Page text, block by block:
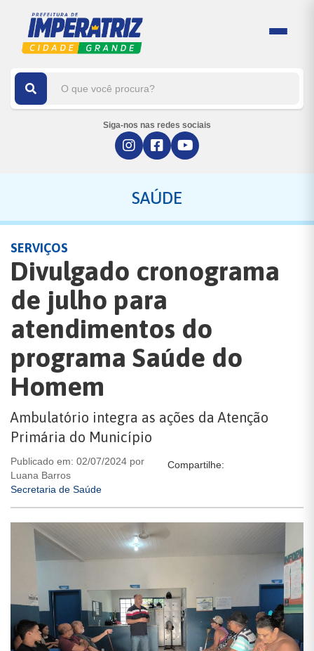
Siga-nos nas redes sociais
SAÚDE
SERVIÇOS
Divulgado cronograma
de julho para
atendimentos do
programa Saúde do
Homem
Ambulatório integra as ações da Atenção
Primária do Município
Publicado em: 02/07/2024 por
Luana Barros
Secretaria de Saúde
Compartilhe: